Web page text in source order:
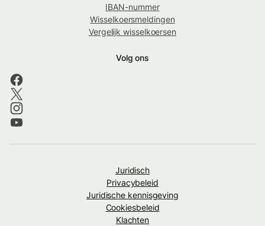
IBAN-nummer
Wisselkoersmeldingen
Vergelijk wisselkoersen
Volg ons
Juridisch
Privacybeleid
Juridische kennisgeving
Cookiesbeleid
Klachten